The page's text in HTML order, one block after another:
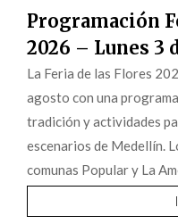
Programación
2026 – Lunes 3
La Feria de las Flores
agosto con una
tradición y actividades
escenarios de Medellín.
comunas Popular y La